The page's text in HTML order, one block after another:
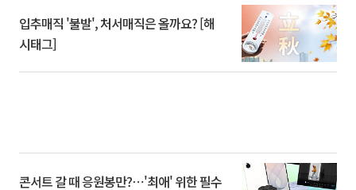
입추매직 '불발', 처서매직은 올까요? [해
시태그]
콘서트 갈 때 응원봉만?⋯'최애' 위한 필수